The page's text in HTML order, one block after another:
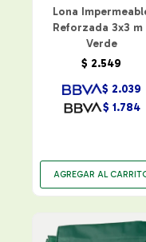
Lona
Reforzada 3x3 m
Verde
$ 2.549
$ 1.784
$ 2.039